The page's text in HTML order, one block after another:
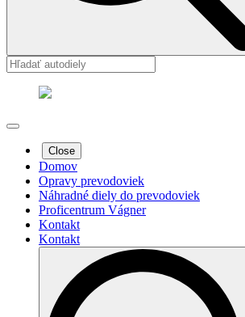
Close
Domov
Opravy prevodoviek
Náhradné diely do prevodoviek
Proficentrum Vágner
Kontakt
Kontakt